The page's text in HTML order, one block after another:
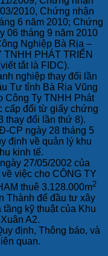
2010, Chứng nhận
6 năm 2010; Chứng
06 tháng 9 năm 2010
Nghiệp Bà Rịa –
TNHH PHÁT TRIỂN
tắt là FIDC).
nghiệp thay đổi lần
Tư tỉnh Bà Rịa Vũng
Công Ty TNHH Phát
cấp đổi từ giấy chứng
thay đổi lần thứ 8).
CP ngày 28 tháng 5
định về quản lý khu
kinh tế.
27/05/2002 của
việc cho CÔNG TY
thuê 3.128.000m2
Thành để đầu tư xây
kỹ thuật của Khu
A2.
định, Thông báo, và
quan.